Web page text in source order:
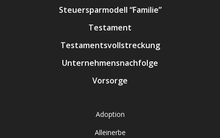
Steuersparmodell “Familie”
Testament
Testamentsvollstreckung
Unternehmensnachfolge
Vorsorge
Adoption
Alleinerbe